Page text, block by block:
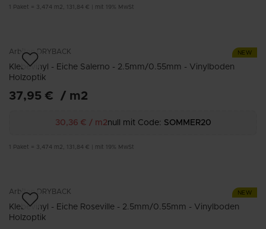
Paket = 3,474 m2 131,84 € mit 19% MwSt
NEW
Arbiton DRYBACK
Klebevinyl - Eiche Salerno - 2.5mm/0.55mm - Vinylboden
Holzoptik
37,95 € / m2
30,36 € / m2null mit Code: SOMMER20
Paket = 3,474 m2 131,84 € mit 19% MwSt
NEW
Arbiton DRYBACK
Klebevinyl - Eiche Roseville - 2.5mm/0.55mm - Vinylboden
Holzoptik